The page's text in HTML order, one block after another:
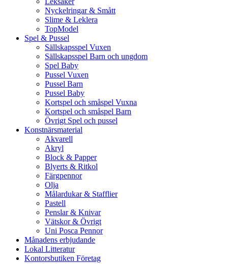
Nyckelringar & Smått
Slime & Leklera
TopModel
Spel & Pussel
Sällskapsspel Vuxen
Sällskapsspel Barn och ungdom
Spel Baby
Pussel Vuxen
Pussel Barn
Pussel Baby
Kortspel och småspel Vuxna
Kortspel och småspel Barn
Övrigt Spel och pussel
Konstnärsmaterial
Akvarell
Akryl
Block & Papper
Blyerts & Ritkol
Färgpennor
Olja
Målardukar & Stafflier
Pastell
Penslar & Knivar
Vätskor & Övrigt
Uni Posca Pennor
Månadens erbjudande
Lokal Litteratur
Kontorsbutiken Företag